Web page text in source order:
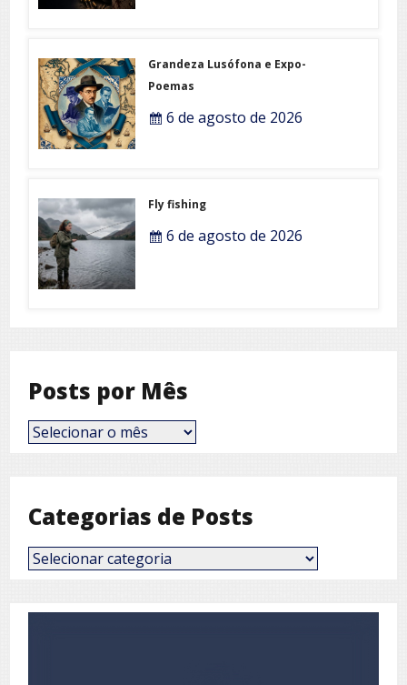
Grandeza Lusófona e Expo-
Poemas
6 de agosto de 2026
Fly fishing
6 de agosto de 2026
Posts por Mês
Posts
por
Categorias de Posts
Categorias
de